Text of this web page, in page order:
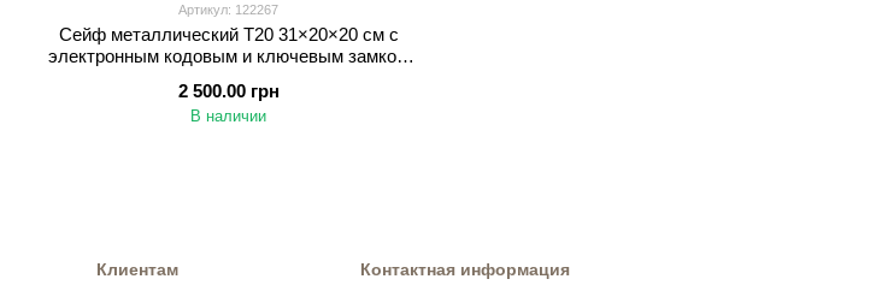
Артикул: 122267
Сейф металлический T20 31×20×20 см с
электронным кодовым и ключевым замком
2 500.00 грн
В наличии
Клиентам Контактная информация